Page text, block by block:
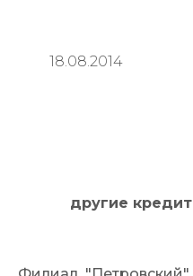
18.08.2014
другие